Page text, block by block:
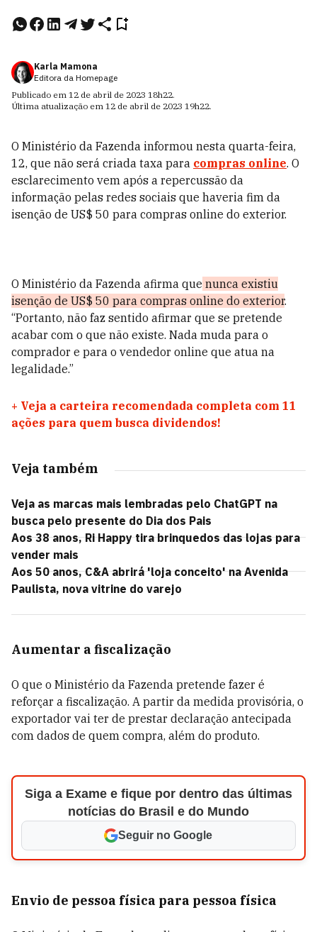
Karla Mamona
Editora da Homepage
Publicado em 12 de abril de 2023 18h22.
Última atualização em 12 de abril de 2023 19h22.
O Ministério da Fazenda informou nesta quarta-feira,
12, que não será criada taxa para compras online. O
esclarecimento vem após a repercussão da
informação pelas redes sociais que haveria fim da
isenção de US$ 50 para compras online do exterior.
O Ministério da Fazenda afirma que nunca existiu
isenção de US$ 50 para compras online do exterior.
“Portanto, não faz sentido afirmar que se pretende
acabar com o que não existe. Nada muda para o
comprador e para o vendedor online que atua na
legalidade.”
+ Veja a carteira recomendada completa com 11
ações para quem busca dividendos!
Veja também
Veja as marcas mais lembradas pelo ChatGPT na
busca pelo presente do Dia dos Pais
Aos 38 anos, Ri Happy tira brinquedos das lojas para
vender mais
Aos 50 anos, C&A abrirá 'loja conceito' na Avenida
Paulista, nova vitrine do varejo
Aumentar a fiscalização
O que o Ministério da Fazenda pretende fazer é
reforçar a fiscalização. A partir da medida provisória, o
exportador vai ter de prestar declaração antecipada
com dados de quem compra, além do produto.
Siga a Exame e fique por dentro das últimas
notícias do Brasil e do Mundo
Seguir no Google
Envio de pessoa física para pessoa física